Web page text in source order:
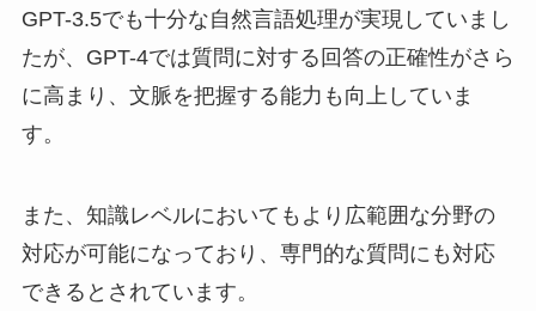
GPT-3.5でも十分な自然言語処理が実現していまし
たが、GPT-4では質問に対する回答の正確性がさら
に高まり、文脈を把握する能力も向上していま
す。
また、知識レベルにおいてもより広範囲な分野の
対応が可能になっており、専門的な質問にも対応
できるとされています。